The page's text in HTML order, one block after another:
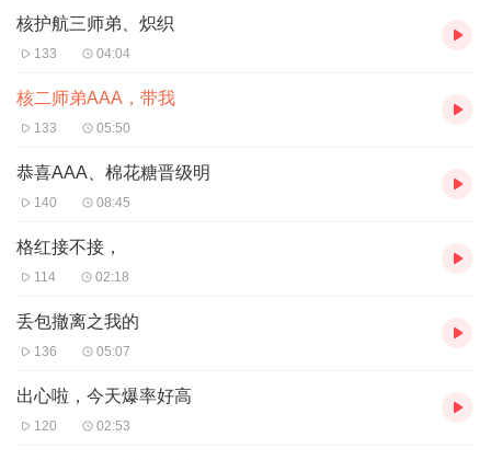
核护航三师弟、炽织
133 04:04
核二师弟AAA，带我
133 05:50
恭喜AAA、棉花糖晋级明
140 08:45
格红接不接，
114 02:18
丢包撤离之我的
136 05:07
出心啦，今天爆率好高
120 02:53